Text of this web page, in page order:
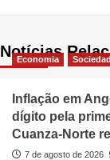
Notícias
Economia
Inflação em
dígito pela
Cuanza-Norte
7 de agosto de 2026